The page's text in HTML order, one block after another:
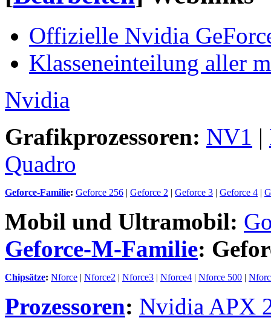
Offizielle Nvidia
Klasseneinteilung aller
Nvidia
Grafikprozessoren: NV1 |
Quadro
Geforce-Familie: Geforce 256 | Geforce 2 | Geforce 3 | Geforce 4 |
Mobil und Ultramobil:
Geforce-M-Familie:
Chipsätze: Nforce | Nforce2 | Nforce3 | Nforce4 | Nforce 500 |
Prozessoren: Nvidia APX